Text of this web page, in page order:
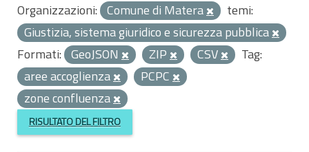
Organizzazioni: Comune di Matera
temi:
Giustizia, sistema giuridico e sicurezza pubblica
Formati: GeoJSON ZIP CSV
Tag:
aree accoglienza
PCPC
zone confluenza
RISULTATO DEL FILTRO